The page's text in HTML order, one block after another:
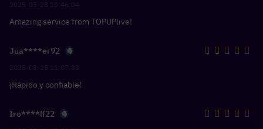
Amazing service from TOPUPlive!
Jua****er92
¡Rápido y confiable!
Iro****lf22